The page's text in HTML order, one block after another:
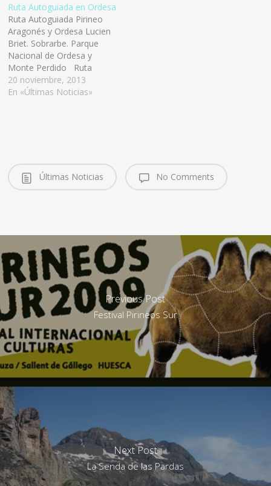
Ruta Autoguiada en Ordesa
Ruta Autoguiada Pirineo
Aragonés y Ordesa Lucien
Briet. Sobrarbe. Parque
Nacional de Ordesa y
Monte Perdido Ruta
circular autoguiada que
recorre el Parque Nacional
No sólo te ofrecemos esta
ruta. Podemos…
20 noviembre, 2013
En «Últimas Noticias»
Últimas Noticias No Comments
Previous Post
Festival Pirineos Sur
Next Post
La Senda de las Pardas